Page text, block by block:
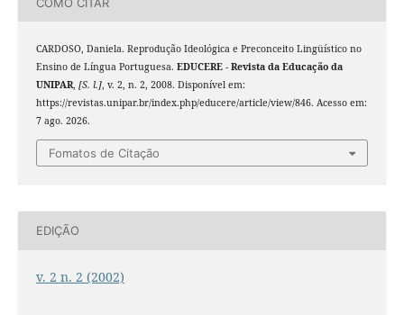
CARDOSO, Daniela. Reprodução Ideológica e Preconceito Lingüístico no
Ensino de Língua Portuguesa. EDUCERE - Revista da Educação da
UNIPAR, [S. l.], v. 2, n. 2, 2008. Disponível em:
https://revistas.unipar.br/index.php/educere/article/view/846. Acesso em:
7 ago. 2026.
Fomatos de Citação
EDIÇÃO
v. 2 n. 2 (2002)